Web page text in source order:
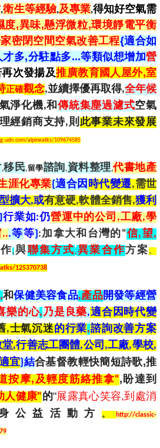
,衛生等經驗,及專業,得知好空氣需
度,異味,懸浮微粒,環境靜電平衡
密閉空間空氣改善工程{適合如
才多,分駐點多...等類似想增加營
次發揚及推廣教育國人屋外,室
正確觀念,並續擇優再取得,全年候
淨化機,和傳統集塵過濾式空氣
經銷商支持,則此事業未來發展
alpineatks/109674585
,移民,留學諮詢,資料整理,代書地產
涯化專業{適合因 時代變遷,需世
擴大,或有意硬,軟體全銷售,獲利
行業如:仍營運中的公司,工廠,學
...等等}:加拿大和台灣的"信,望,
,與聯集方式,異業合作方案。
125370738
,和保健美容食品,產品開發等經營
樂的心,乃是良藥,適合 因 時代變
,士氣沉迷 的行業,諮詢改善方案
,行善志工團體,公司,工廠,學校,
宜}結合基督教輕快簡短詩歌,推
按摩,及輕度筋絡推拿",盼達到
人健康" 的"展露真心笑容,到處消
公益活動方 。 http://classic-